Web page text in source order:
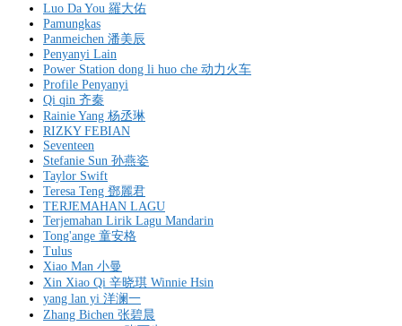
Luo Da You 羅大佑
Pamungkas
Panmeichen 潘美辰
Penyanyi Lain
Power Station dong li huo che 动力火车
Profile Penyanyi
Qi qin 齐秦
Rainie Yang 杨丞琳
RIZKY FEBIAN
Seventeen
Stefanie Sun 孙燕姿
Taylor Swift
Teresa Teng 鄧麗君
TERJEMAHAN LAGU
Terjemahan Lirik Lagu Mandarin
Tong'ange 童安格
Tulus
Xiao Man 小曼
Xin Xiao Qi 辛晓琪 Winnie Hsin
yang lan yi 洋澜一
Zhang Bichen 张碧晨